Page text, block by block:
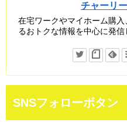
チャーリー
在宅ワークやマイホーム購
るおトクな情報を中心に発信
SNSフォローボタン